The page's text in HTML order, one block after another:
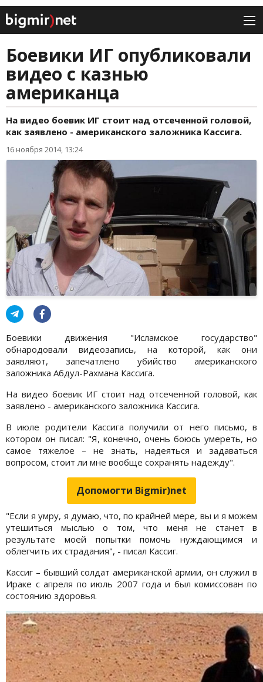
Боевики ИГ опубликовали
видео с казнью
американца
На видео боевик ИГ стоит над отсеченной головой,
как заявлено - американского заложника Кассига.
16 ноября 2014, 13:24
Боевики движения "Исламское государство"
обнародовали видеозапись, на которой, как они
заявляют, запечатлено убийство американского
заложника Абдул-Рахмана Кассига.
На видео боевик ИГ стоит над отсеченной головой, как
заявлено - американского заложника Кассига.
В июле родители Кассига получили от него письмо, в
котором он писал: "Я, конечно, очень боюсь умереть, но
самое тяжелое – не знать, надеяться и задаваться
вопросом, стоит ли мне вообще сохранять надежду".
Допомогти Bigmir)net
"Если я умру, я думаю, что, по крайней мере, вы и я можем
утешиться мыслью о том, что меня не станет в
результате моей попытки помочь нуждающимся и
облегчить их страдания", - писал Кассиг.
Кассиг – бывший солдат американской армии, он служил в
Ираке с апреля по июль 2007 года и был комиссован по
состоянию здоровья.